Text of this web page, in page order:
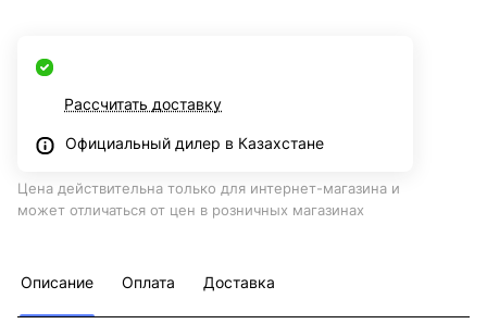
Рассчитать доставку
Официальный дилер в Казахстане
Цена действительна только для интернет-магазина и
может отличаться от цен в розничных магазинах
Описание Оплата Доставка